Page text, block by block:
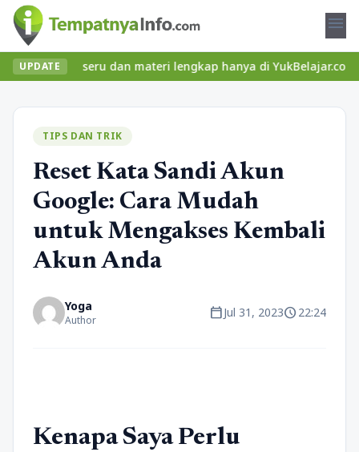
menu
UPDATE
seru dan materi lengkap hanya di YukBelajar.com.
TIPS DAN TRIK
Reset Kata Sandi Akun
Google: Cara Mudah
untuk Mengakses Kembali
Akun Anda
Yoga
Author calendar_todayJul 31, 2023schedule22:24
Kenapa Saya Perlu